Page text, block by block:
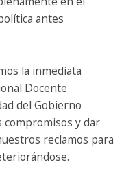
antes
la inmediata
Docente
del Gobierno
compromisos y dar
reclamos para